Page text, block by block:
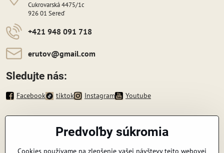
Cukrovarská 4475/1c
926 01 Sereď
+421 948 091 718
erutov​@gmail​.com
Sledujte nás:
Facebook tiktok Instagram Youtube
Zavoláme vám späť
Predvoľby súkromia
Cookies používame na zlepšenie vašej návštevy tejto webovej